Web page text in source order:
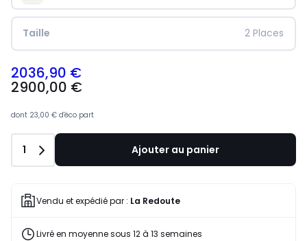
Taille 2 Places
2036,90 €
2900,00 €
dont 23,00 € d'éco part
Quantité
1 Ajouter au panier
Vendu et expédié par : La Redoute
Livré en moyenne sous 12 à 13 semaines